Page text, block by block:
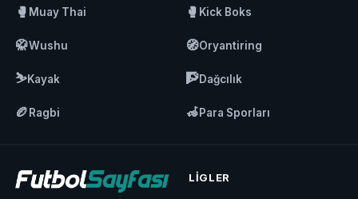
🥊 Muay Thai 🥊 Kick Boks
🥋Wushu 🧭Oryantiring
⛷️Kayak 🧗Dağcılık
🏉 Ragbi 🦽Para Sporları
LIGLER